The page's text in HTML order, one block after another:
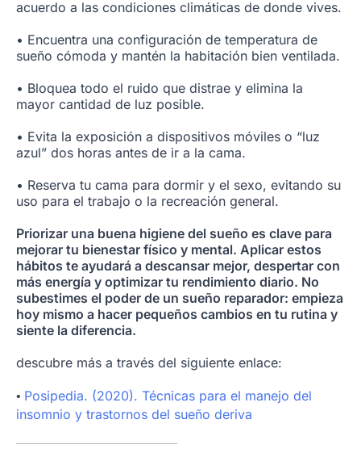
acuerdo a las condiciones climáticas de donde vives.
• Encuentra una configuración de temperatura de
sueño cómoda y mantén la habitación bien ventilada.
• Bloquea todo el ruido que distrae y elimina la
mayor cantidad de luz posible.
• Evita la exposición a dispositivos móviles o “luz
azul” dos horas antes de ir a la cama.
• Reserva tu cama para dormir y el sexo, evitando su
uso para el trabajo o la recreación general.
Priorizar una buena higiene del sueño es clave para
mejorar tu bienestar físico y mental. Aplicar estos
hábitos te ayudará a descansar mejor, despertar con
más energía y optimizar tu rendimiento diario. No
subestimes el poder de un sueño reparador: empieza
hoy mismo a hacer pequeños cambios en tu rutina y
siente la diferencia.
descubre más a través del siguiente enlace:
• Posipedia. (2020). Técnicas para el manejo del
insomnio y trastornos del sueño deriva